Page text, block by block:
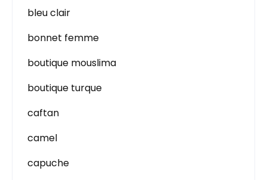
bleu clair
bonnet femme
boutique mouslima
boutique turque
caftan
camel
capuche